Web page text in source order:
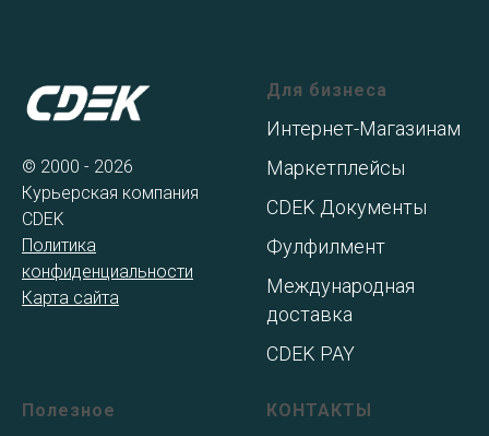
© 2000 - 2026
Курьерская компания
CDEK
Политика
конфиденциальности
Карта сайта
Для бизнеса
Интернет-Магазинам
Маркетплейсы
CDEK Документы
Фулфилмент
Международная
доставка
CDEK PAY
Полезное КОНТАКТЫ